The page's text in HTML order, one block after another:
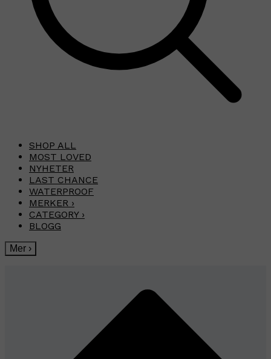
SHOP ALL
MOST LOVED
NYHETER
LAST CHANCE
WATERPROOF
MERKER ›
CATEGORY ›
BLOGG
Mer ›